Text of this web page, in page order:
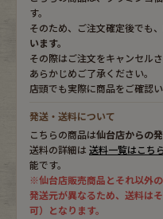
Accessory
Belt
Keyring
FAFATT
す。
そのため、ご注文確定後でも、
います。
その際はご注文をキャンセル
あらかじめご了承ください。
店頭でも実際に商品をご確認い
発送・送料について
こちらの商品は仙台店からの
送料の詳細は 送料一覧はこちら
能です。
※仙台店販売商品とそれ以外
発送元が異なるため、送料は
可）となります。